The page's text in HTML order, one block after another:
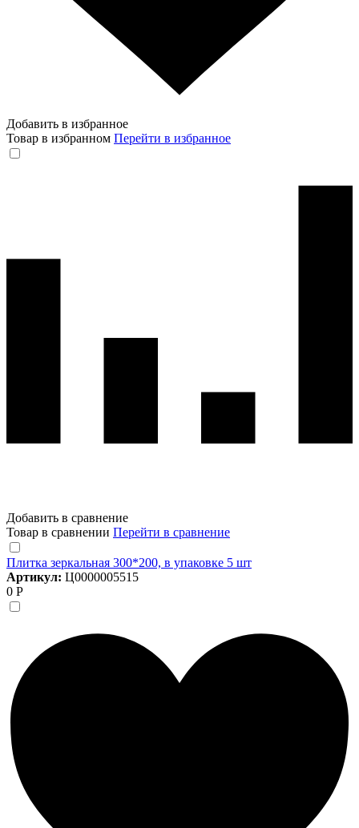
Добавить в избранное
Товар в избранном Перейти в избранное
Добавить в сравнение
Товар в сравнении Перейти в сравнение
Плитка зеркальная 300*200, в упаковке 5 шт
Артикул: Ц0000005515
0 Р